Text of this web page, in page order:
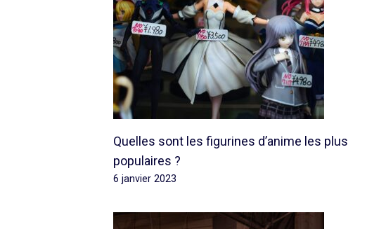
Quelles sont les figurines d’anime les plus
populaires ?
6 janvier 2023